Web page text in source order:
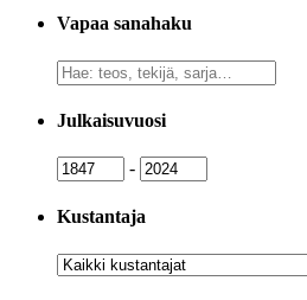
Vapaa sanahaku
Vapaa
sanahaku
Julkaisuvuosi
Julkaisuvuosi
- Julkaisuvuosi
Kustantaja
Kustantaja